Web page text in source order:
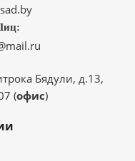
Бядули, д.13,
(офис)